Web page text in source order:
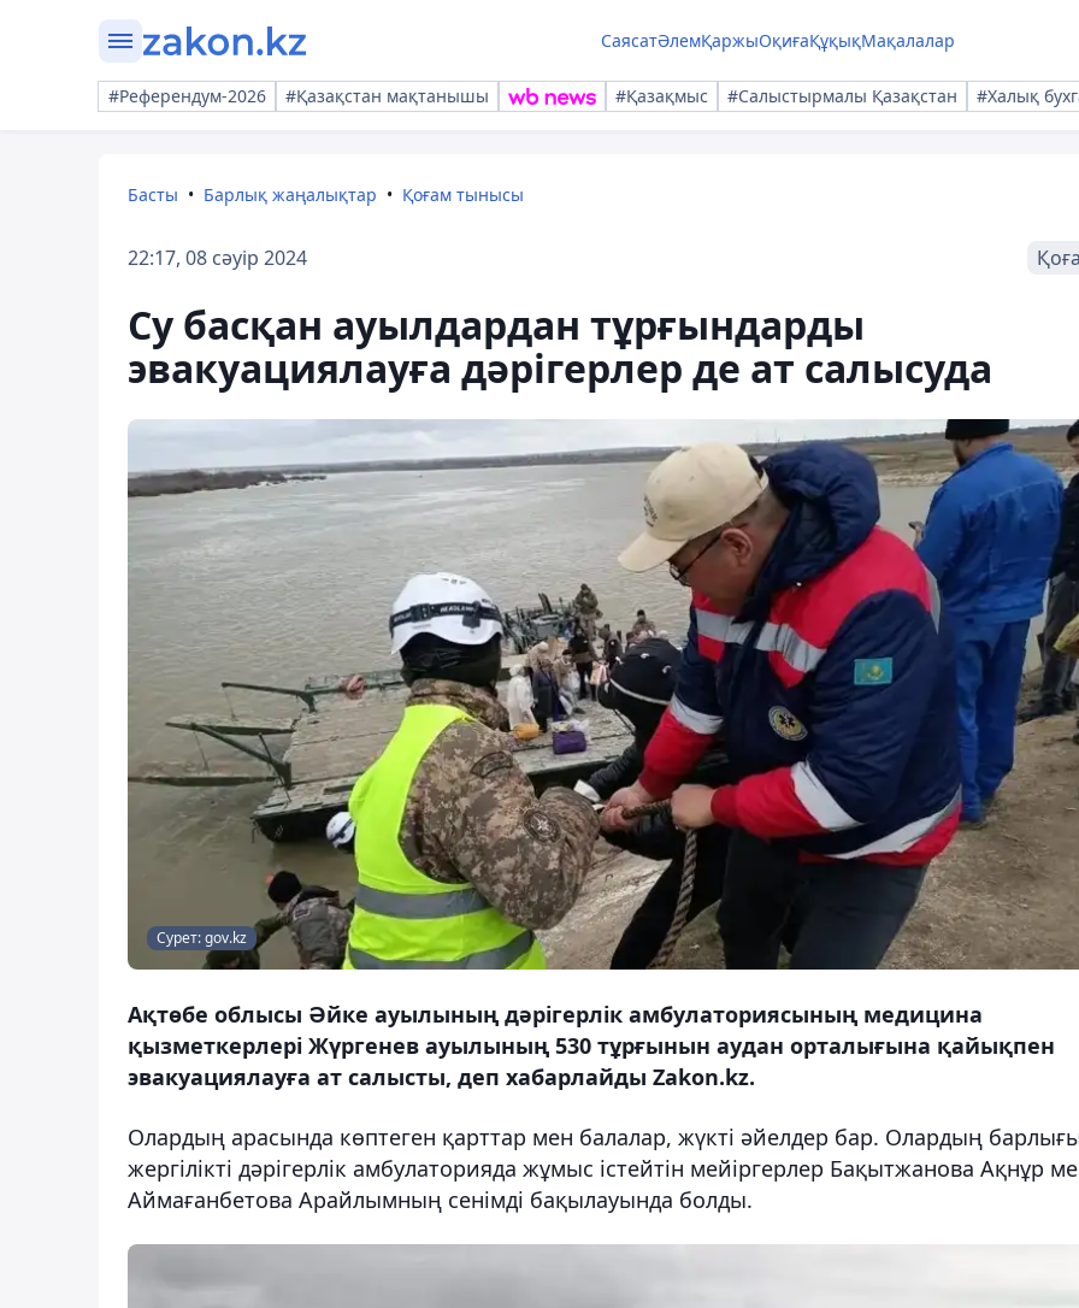
СаясатӘлемҚаржыОқиғаҚұқықМақалалар
#Референдум-2026 #Қазақстан мақтанышы #Қазақмыс #Салыстырмалы Қазақстан #Халық
Басты Барлық жаңалықтар Қоғам тынысы
22:17, 08 сәуір 2024
Су басқан ауылдардан тұрғындарды
эвакуациялауға дәрігерлер де ат салысуда
Сурет: gov.kz
Ақтөбе облысы Әйке ауылының дәрігерлік амбулаториясының медицина
қызметкерлері Жүргенев ауылының 530 тұрғынын аудан орталығына қайықпен
эвакуациялауға ат салысты, деп хабарлайды Zakon.kz.
Олардың арасында көптеген қарттар мен балалар, жүкті әйелдер бар. Олардың
жергілікті дәрігерлік амбулаторияда жұмыс істейтін мейіргерлер Бақытжанова Ақнұр
Аймағанбетова Арайлымның сенімді бақылауында болды.